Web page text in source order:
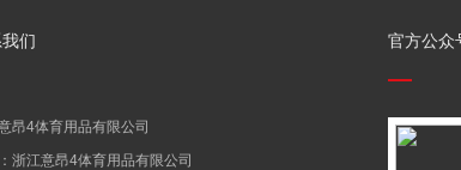
们
昂4体育用品有限公司
浙江意昂4体育用品有限公司
官方公众